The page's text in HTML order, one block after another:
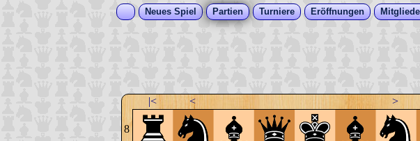
Neues Spiel Partien Turniere Eröffnungen
|< < >
8